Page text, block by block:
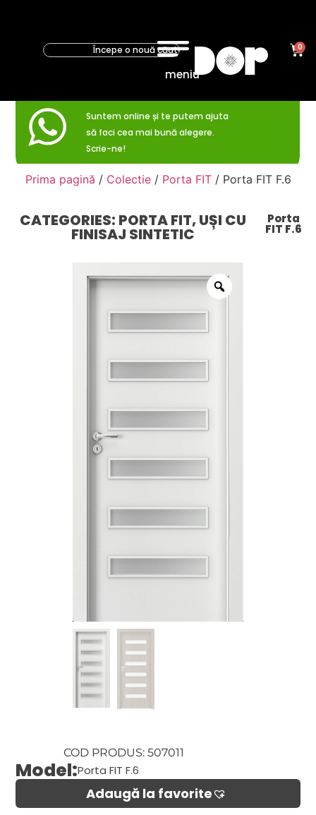
meniu
0
Suntem online și te putem ajuta
să faci cea mai bună alegere.
Scrie-ne!
Prima pagină / Colectie/ Porta FIT/ Porta FIT F.6
CATEGORIES: PORTA FIT,UȘI CU
FINISAJ SINTETIC
Porta
FIT F.6
COD PRODUS: 507011
Model:Porta FIT F.6
Adaugă la favorite​